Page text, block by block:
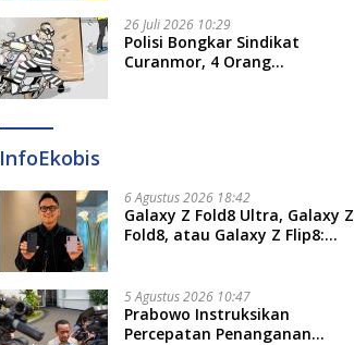
26 Juli 2026 10:29
Polisi Bongkar Sindikat
Curanmor, 4 Orang
InfoEkobis
6 Agustus 2026 18:42
Galaxy Z Fold8 Ultra, Galaxy Z
Fold8, atau Galaxy Z Flip8:
5 Agustus 2026 10:47
Prabowo Instruksikan
Percepatan Penanganan